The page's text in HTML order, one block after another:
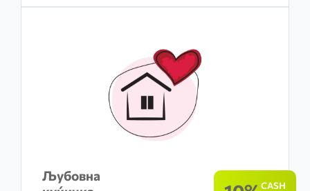
CASH
Љубовна